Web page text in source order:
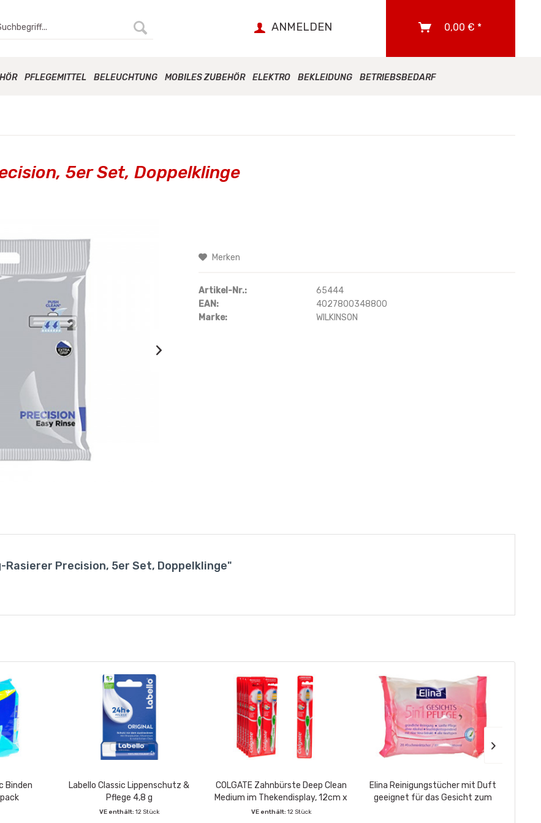
ANMELDEN 0,00 € *
PFLEGEMITTEL BELEUCHTUNG MOBILES ZUBEHÖR ELEKTRO BEKLEIDUNG BETRIEBSBEDARF
5er Set, Doppelklinge
Merken
Artikel-Nr.:
65444
EAN:
4027800348800
Marke:
WILKINSON
Rasierer Precision, 5er Set, Doppelklinge"
Binden
Labello Classic Lippenschutz &
Pflege 4,8 g
VE enthält: 12 Stück
COLGATE Zahnbürste Deep Clean
Medium im Thekendisplay, 12cm x
9cm
VE enthält: 12 Stück
Elina Reinigungstücher mit Duft
geeignet für das Gesicht zum